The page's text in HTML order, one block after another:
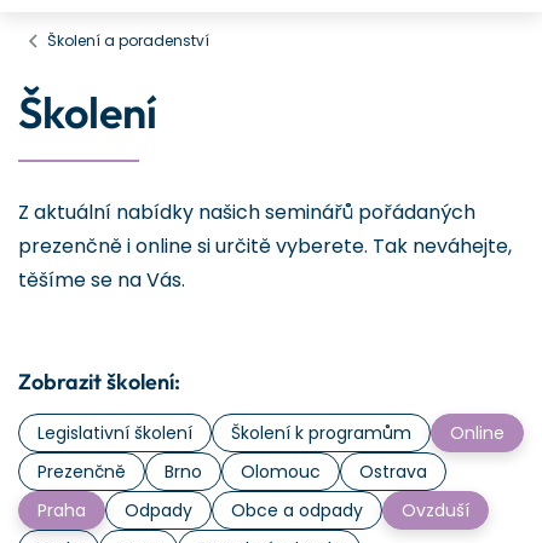
Školení a poradenství
Školení
Z aktuální nabídky našich seminářů pořádaných
prezenčně i online si určitě vyberete. Tak neváhejte,
těšíme se na Vás.
Zobrazit školení:
Legislativní školení Školení k programům
Online
Prezenčně
Brno Olomouc
Ostrava
Praha
Odpady Obce a odpady
Ovzduší